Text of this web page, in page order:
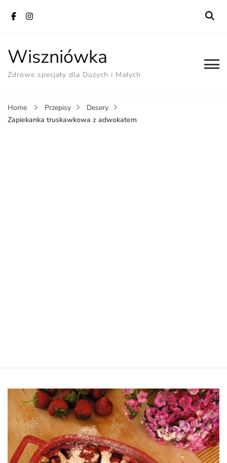
Wiszniówka
Zdrowe specjały dla Dużych i Małych
Home Przepisy
Desery
Zapiekanka truskawkowa z adwokatem